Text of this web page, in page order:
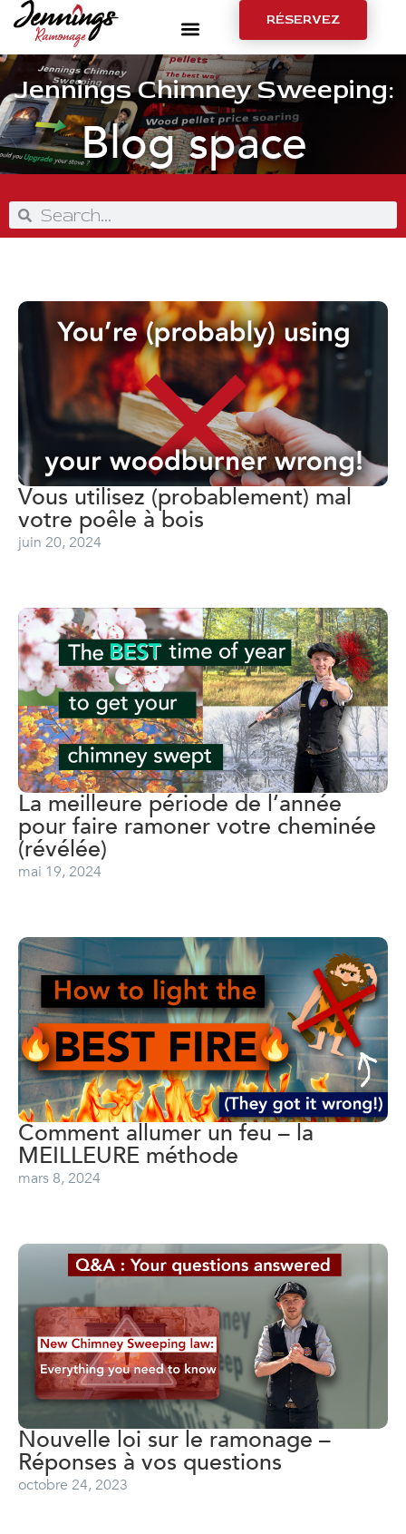
RÉSERVEZ
Jennings Chimney Sweeping:
Blog space
Vous utilisez (probablement) mal
votre poêle à bois
juin 20, 2024
La meilleure période de l’année
pour faire ramoner votre cheminée
(révélée)
mai 19, 2024
Comment allumer un feu – la
MEILLEURE méthode
mars 8, 2024
Nouvelle loi sur le ramonage –
Réponses à vos questions
octobre 24, 2023